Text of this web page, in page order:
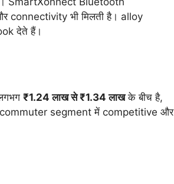
भी मिलती है। alloy
देते हैं।
₹1.24 लाख से ₹1.34 लाखके बीच है,
segment में competitive और